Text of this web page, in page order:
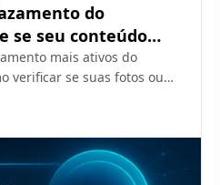
do
se seu conteúdo
mais ativos do
verificar se suas fotos ou